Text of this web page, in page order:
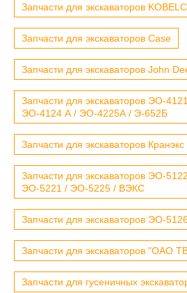
Запчасти для экскаваторов
Запчасти для экскаваторов Case
Запчасти для экскаваторов John
Запчасти для экскаваторов ЭО-
ЭО-4124 А / ЭО-4225А / Э-652Б
Запчасти для экскаваторов
Запчасти для экскаваторов ЭО-
ЭО-5221 / ЭО-5225 / ВЭКС
Запчасти для экскаваторов ЭО-
Запчасти для экскаваторов "ОАО
Запчасти для гусеничных